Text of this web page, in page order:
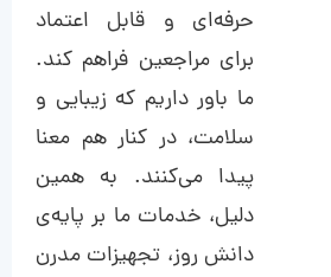
حرفه‌ای و قابل اعتماد
برای مراجعین فراهم کند.
ما باور داریم که زیبایی و
سلامت، در کنار هم معنا
پیدا می‌کنند. به همین
دلیل، خدمات ما بر پایه‌ی
دانش روز، تجهیزات مدرن